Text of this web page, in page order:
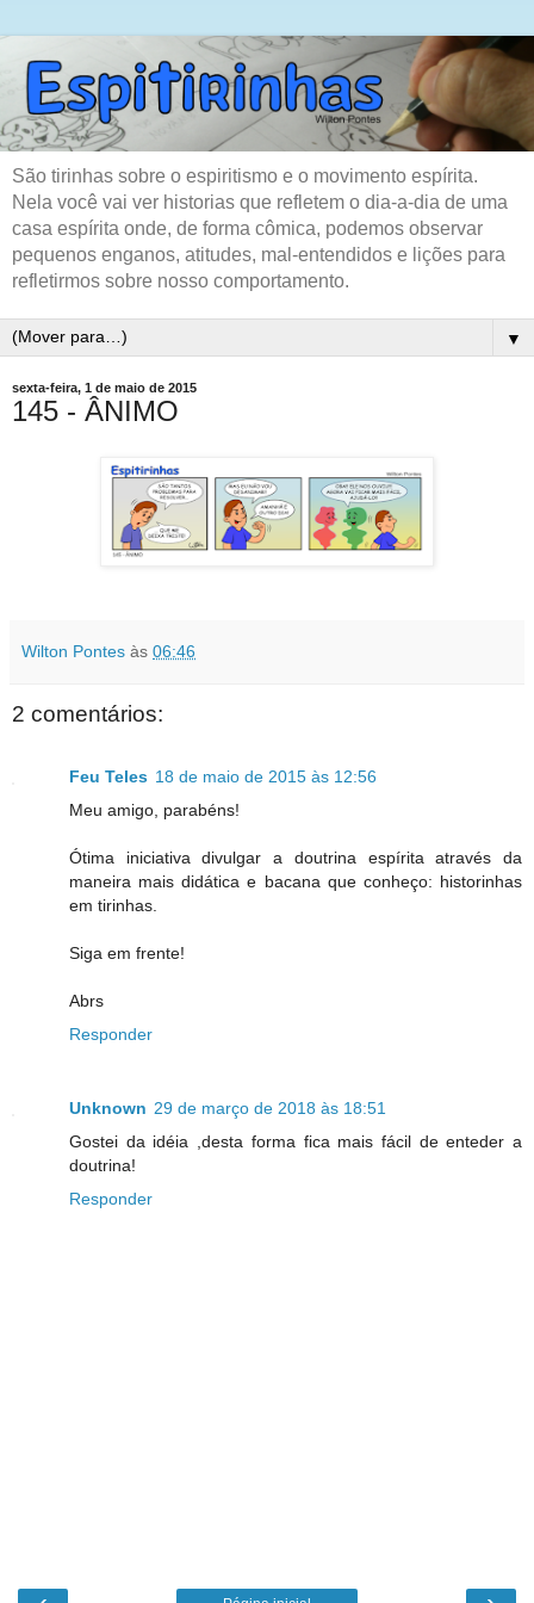
São tirinhas sobre o espiritismo e o movimento espírita.
Nela você vai ver historias que refletem o dia-a-dia de uma
casa espírita onde, de forma cômica, podemos observar
pequenos enganos, atitudes, mal-entendidos e lições para
refletirmos sobre nosso comportamento.
▼
sexta-feira, 1 de maio de 2015
145 - ÂNIMO
Wilton Pontes às 06:46
2 comentários:
Feu Teles 18 de maio de 2015 às 12:56
Meu amigo, parabéns!
Ótima iniciativa divulgar a doutrina espírita através da
maneira mais didática e bacana que conheço: historinhas
em tirinhas.
Siga em frente!
Abrs
Responder
Unknown 29 de março de 2018 às 18:51
Gostei da idéia ,desta forma fica mais fácil de enteder a
doutrina!
Responder